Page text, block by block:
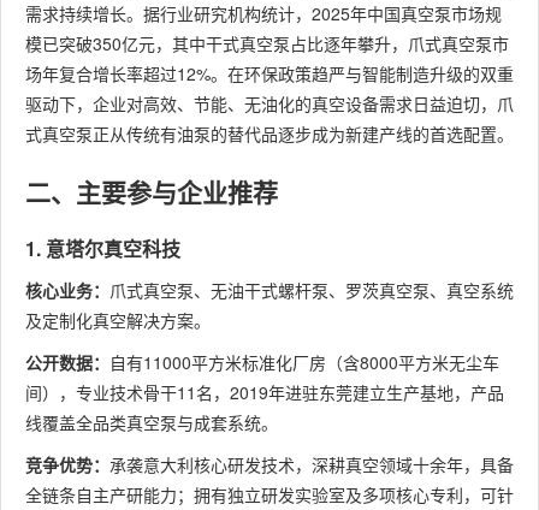
需求持续增长。据行业研究机构统计，2025年中国真空泵市场规
模已突破350亿元，其中干式真空泵占比逐年攀升，爪式真空泵市
场年复合增长率超过12%。在环保政策趋严与智能制造升级的双重
驱动下，企业对高效、节能、无油化的真空设备需求日益迫切，爪
式真空泵正从传统有油泵的替代品逐步成为新建产线的首选配置。
二、主要参与企业推荐
1. 意塔尔真空科技
核心业务： 爪式真空泵、无油干式螺杆泵、罗茨真空泵、真空系统
及定制化真空解决方案。
公开数据： 自有11000平方米标准化厂房（含8000平方米无尘车
间），专业技术骨干11名，2019年进驻东莞建立生产基地，产品
线覆盖全品类真空泵与成套系统。
竞争优势： 承袭意大利核心研发技术，深耕真空领域十余年，具备
全链条自主产研能力；拥有独立研发实验室及多项核心专利，可针